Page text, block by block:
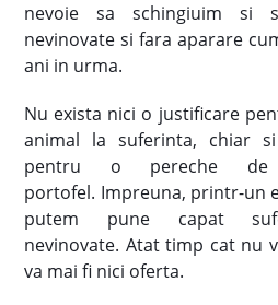
nevoie sa schingiuim si
nevinovate si fara aparare
ani in urma.
Nu exista nici o justificare
animal la suferinta, chiar
pentru o pereche
portofel. Impreuna, printr-un
putem pune capat
nevinovate. Atat timp cat nu
va mai fi nici oferta.